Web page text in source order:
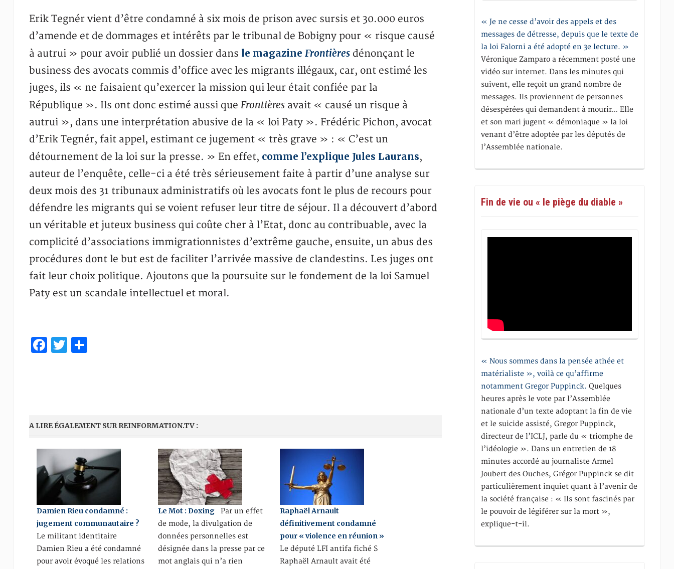
Erik Tegnér vient d’être condamné à six mois de prison avec sursis et 30.000 euros
d’amende et de dommages et intérêts par le tribunal de Bobigny pour « risque causé
à autrui » pour avoir publié un dossier dans le magazine Frontièresdénonçant le
business des avocats commis d’office avec les migrants illégaux, car, ont estimé les
juges, ils « ne faisaient qu’exercer la mission qui leur était confiée par la
République ». Ils ont donc estimé aussi que Frontièresavait « causé un risque à
autrui », dans une interprétation abusive de la « loi Paty ». Frédéric Pichon, avocat
d’Erik Tegnér, fait appel, estimant ce jugement « très grave » : « C’est un
détournement de la loi sur la presse. » En effet, comme l’explique Jules Laurans,
auteur de l’enquête, celle-ci a été très sérieusement faite à partir d’une analyse sur
deux mois des 31 tribunaux administratifs où les avocats font le plus de recours pour
défendre les migrants qui se voient refuser leur titre de séjour. Il a découvert d’abord
un véritable et juteux business qui coûte cher à l’Etat, donc au contribuable, avec la
complicité d’associations immigrationnistes d’extrême gauche, ensuite, un abus des
procédures dont le but est de faciliter l’arrivée massive de clandestins. Les juges ont
fait leur choix politique. Ajoutons que la poursuite sur le fondement de la loi Samuel
Paty est un scandale intellectuel et moral.
Facebook
Twitter
Share
A LIRE ÉGALEMENT SUR REINFORMATION.TV :
Damien Rieu condamné :
jugement communautaire ?
Le militant identitaire
Damien Rieu a été condamné
pour avoir évoqué les relations
Le Mot : Doxing Par un effet
de mode, la divulgation de
données personnelles est
désignée dans la presse par ce
mot anglais qui n’a rien
Raphaël Arnault
définitivement condamné
pour « violence en réunion »
Le député LFI antifa fiché S
Raphaël Arnault avait été
« Je ne cesse d’avoir des appels et des
messages de détresse, depuis que le texte de
la loi Falorni a été adopté en 3e lecture. »
Véronique Zamparo a récemment posté une
vidéo sur internet. Dans les minutes qui
suivent, elle reçoit un grand nombre de
messages. Ils proviennent de personnes
désespérées qui demandent à mourir… Elle
et son mari jugent « démoniaque » la loi
venant d’être adoptée par les députés de
l’Assemblée nationale.
Fin de vie ou « le piège du diable »
« Nous sommes dans la pensée athée et
matérialiste », voilà ce qu’affirme
notamment Gregor Puppinck. Quelques
heures après le vote par l’Assemblée
nationale d’un texte adoptant la fin de vie
et le suicide assisté, Gregor Puppinck,
directeur de l’ICLJ, parle du « triomphe de
l’idéologie ». Dans un entretien de 18
minutes accordé au journaliste Armel
Joubert des Ouches, Grégor Puppinck se dit
particulièrement inquiet quant à l’avenir de
la société française : « Ils sont fascinés par
le pouvoir de légiférer sur la mort »,
explique-t-il.